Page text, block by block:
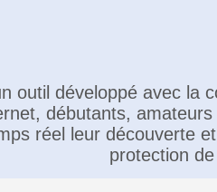
outil développé avec la
débutants,
réel leur découverte
protection